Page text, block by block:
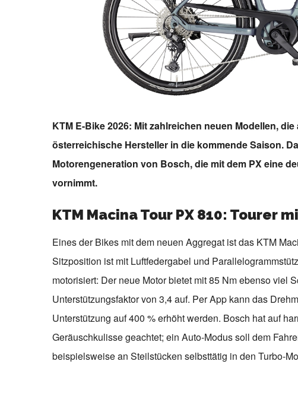
KTM E-Bike 2026: Mit zahlreichen neuen Modellen,
österreichische Hersteller in die kommende Saison.
Motorengeneration von Bosch, die mit dem PX eine
vornimmt.
KTM Macina Tour PX 810: Tourer
Eines der Bikes mit dem neuen Aggregat ist das KTM
Sitzposition ist mit Luftfedergabel und
motorisiert: Der neue Motor bietet mit 85 Nm ebenso viel
Unterstützungsfaktor von 3,4 auf. Per App kann das
Unterstützung auf 400 % erhöht werden. Bosch hat auf
Geräuschkulisse geachtet; ein Auto-Modus soll dem
beispielsweise an Steilstücken selbsttätig in den Turbo-